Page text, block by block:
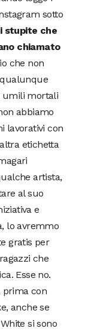
sotto
stupite che
chiamato
che non
umili mortali
abbiamo
lavorativi con
etichetta
artista,
al suo
e
lo avremmo
gratis per
che
Esse no.
prima con
anche se
si sono